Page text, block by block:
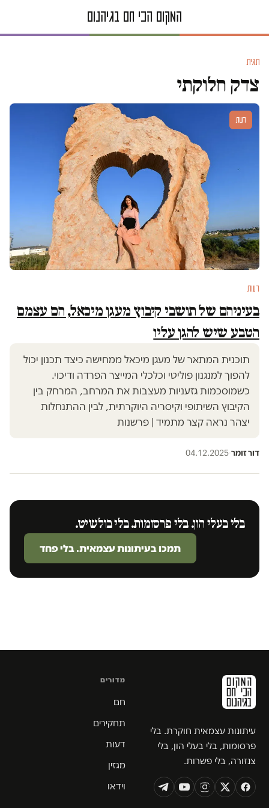
תגית
צדק חלוקתי
דעות
דעות
בעיניהם של תושבי קיבוץ מעגן מיכאל, הם עצמם
הטבע שיש להגן עליו
תוכנית המתאר של מעגן מיכאל ממחישה כיצד תכנון יכול
להפוך למנגנון פוליטי וכלכלי המייצר הפרדה ודיכוי.
כשמוסכמות גזעניות מעצבות את המרחב, המרחק בין
הקיבוץ השיתופי וקיסריה היוקרתית, לבין ההתנחלות
יצהר נראה קצר מתמיד | פרשנות
דור זומר·
04.12.2025
בלי בעלי הון. בלי פרסומות. בלי בולשיט.
תמכו בעיתונות עצמאית. בלי פחד
עיתונות עצמאית חוקרת. בלי
פרסומות, בלי בעלי הון, בלי
צנזורה, בלי פשרות.
מדורים
חם
תחקירים
דעות
מגזין
וידאו